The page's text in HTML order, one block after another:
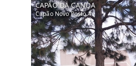
CAPÃO DA CANOA
Capão Novo Posto 4